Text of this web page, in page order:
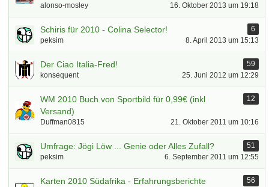
alonso-mosley 16. Oktober 2013 um 19:18
Schiris für 2010 - Colina Selector!
6
peksim
8. April 2013 um 15:13
Der Ciao Italia-Fred!
59
konsequent
25. Juni 2012 um 12:29
WM 2010 Buch von Sportbild für 0,99€ (inkl
Versand)
12
Duffman0815 21. Oktober 2011 um 10:16
Umfrage: Jögi Löw ... Genie oder Alles Zufall?
51
peksim
6. September 2011 um 12:55
Karten 2010 Südafrika - Erfahrungsberichte
56